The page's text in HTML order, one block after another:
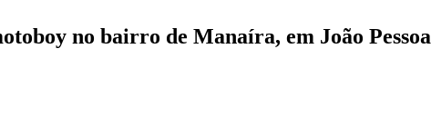
no bairro de Manaíra, em João Pessoa